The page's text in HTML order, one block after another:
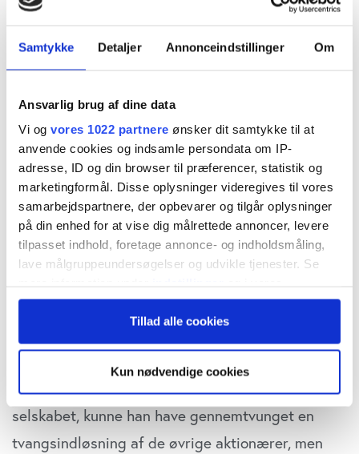
Samtykke Detaljer Annonceindstillinger Om
Ansvarlig brug af dine data
Vi og vores 1022 partnere ønsker dit samtykke til at
anvende cookies og indsamle persondata om IP-
adresse, ID og din browser til præferencer, statistik og
marketingformål. Disse oplysninger videregives til vores
samarbejdspartnere, der opbevarer og tilgår oplysninger
på din enhed for at vise dig målrettede annoncer, levere
tilpasset indhold, foretage annonce- og indholdsmåling,
lave målgruppeundersøgelser og udvikle tjenester. Se
persondatapolitik. Du kan altid trække dit samtykke
tilbage eller ændre indstillinger fra vores
"Cookiedeklaration", eller ved at trykke på "Privacy
Hvis du tillader det, vil vi også gerne:
Indsamle præcise oplysninger om din placering,
der kan være nøjagtig inden for få meter
Tillad alle cookies
Kun nødvendige cookies
første halvdel af 2023.
På den sidste børsdag i første halvdel af 2023
blev First North et selskab fattigere. Jobindex
meddelte den 2. juni aktionærerne, at man
ønskede at afnotere selskabet. Aktionærerne fik
valget mellem enten at acceptere et tilbud på
kurs 1900 pr. aktie eller at fortsætte som
aktionær i et unoteret selskab efter den sidste
pct. af aktierne og stemmerettighederne i
selskabet, kunne han have gennemtvunget en
tvangsindløsning af de øvrige aktionærer, men